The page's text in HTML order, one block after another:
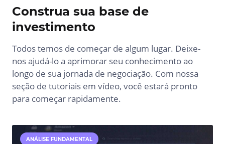
Construa sua base de
investimento
Todos temos de começar de algum lugar. Deixe-
nos ajudá-lo a aprimorar seu conhecimento ao
longo de sua jornada de negociação. Com nossa
seção de tutoriais em vídeo, você estará pronto
para começar rapidamente.
ANÁLISE FUNDAMENTAL